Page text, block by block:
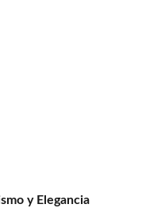
y Elegancia